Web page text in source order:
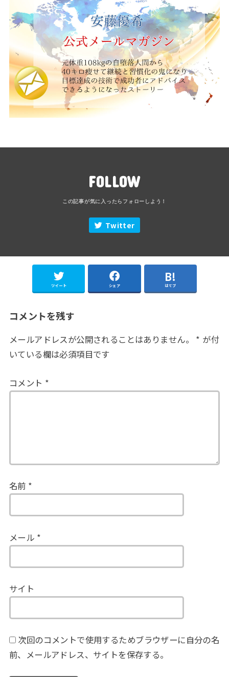
FOLLOW
Twitter
ツイート シェア はてブ
コメントを残す
メールアドレスが公開されることはありません。 * が付
いている欄は必須項目です
コメント *
名前 *
メール *
サイト
次回のコメントで使用するためブラウザーに自分の名
前、メールアドレス、サイトを保存する。